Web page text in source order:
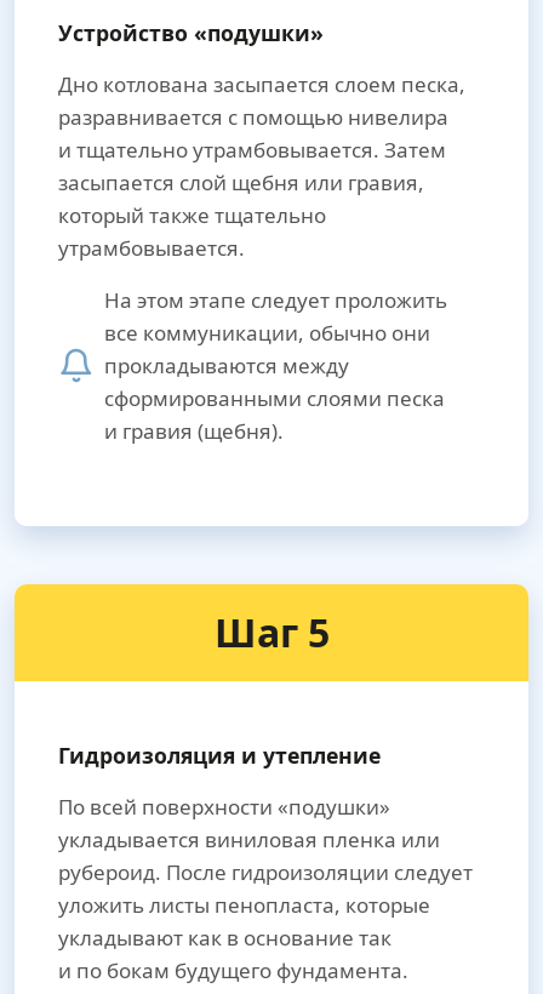
Устройство «подушки»
Дно котлована засыпается слоем песка,
разравнивается с помощью нивелира
и тщательно утрамбовывается. Затем
засыпается слой щебня или гравия,
который также тщательно
утрамбовывается.
На этом этапе следует проложить
все коммуникации, обычно они
прокладываются между
сформированными слоями песка
и гравия (щебня).
Шаг 5
Гидроизоляция и утепление
По всей поверхности «подушки»
укладывается виниловая пленка или
рубероид. После гидроизоляции следует
уложить листы пенопласта, которые
укладывают как в основание так
и по бокам будущего фундамента.